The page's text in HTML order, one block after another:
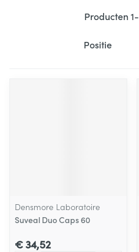
Producten1-
Sorteer op:
Densmore Laboratoire
Suveal Duo Caps 60
€ 34,52